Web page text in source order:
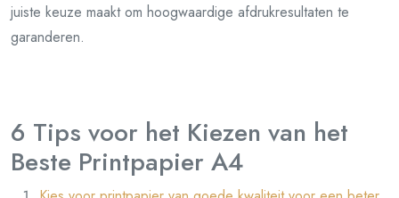
juiste keuze maakt om hoogwaardige afdrukresultaten te
garanderen.
6 Tips voor het Kiezen van het
Beste Printpapier A4